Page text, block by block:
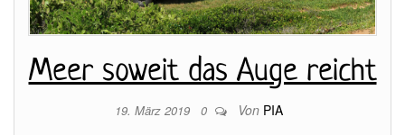
Meer soweit das Auge reicht
19. März 2019 0 Von PIA